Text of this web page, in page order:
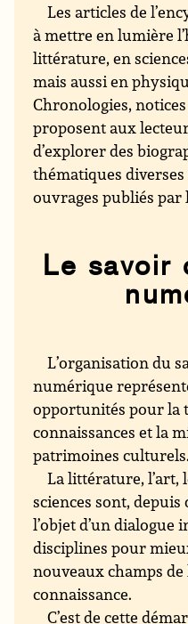
Les articles de
à mettre en lumière
littérature, en
mais aussi en
Chronologies,
proposent aux
d’explorer des
thématiques
ouvrages publiés par
Le savoir
L’organisation du
numérique
opportunités pour la
connaissances et la
patrimoines culturels.
La littérature, l’art,
sciences sont,
l’objet d’un dialogue
disciplines pour
nouveaux champs de
connaissance.
C’est de cette